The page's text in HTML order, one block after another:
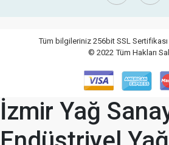
Tüm bilgileriniz 256bit SSL
© 2022 Tüm Hakları
İzmir Yağ